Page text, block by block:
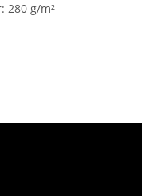
280 g/m²